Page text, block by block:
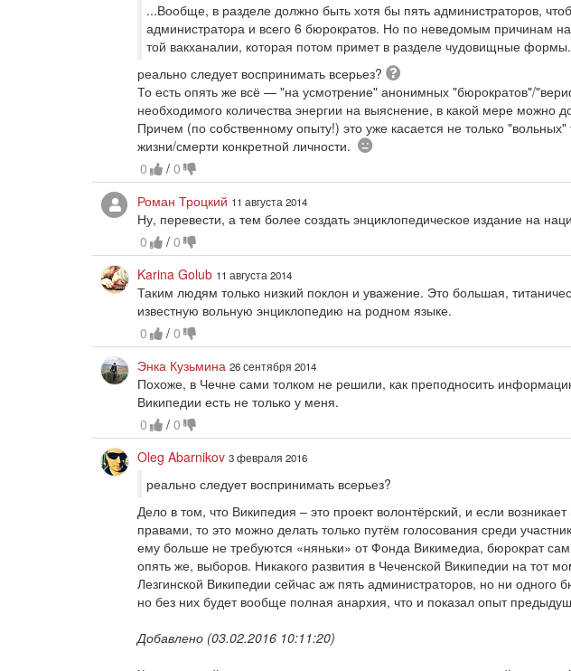
...Вообще, в разделе должно быть хотя бы пять администраторов,
администратора и всего 6 бюрократов. Но по неведомым причинам
той вакханалии, которая потом примет в разделе чудовищные
реально следует воспринимать всерьез?
То есть опять же всё — "на усмотрение" анонимных "бюрократов"/
необходимого количества энергии на выяснение, в какой мере
Причем (по собственному опыту!) это уже касается не только
жизни/смерти конкретной личности.
Скептически
0
/ 0
Роман Троцкий 11 августа 2014
Ну, перевести, а тем более создать энциклопедическое издание на
0
/ 0
Karina Golub 11 августа 2014
Таким людям только низкий поклон и уважение. Это большая,
известную вольную энциклопедию на родном языке.
0
/ 0
Энка Кузьмина 26 сентября 2014
Похоже, в Чечне сами толком не решили, как преподносить
Википедии есть не только у меня.
0
/ 0
Oleg Abarnikov 3 февраля 2016
реально следует воспринимать всерьез?
Дело в том, что Википедия – это проект волонтёрский, и если
правами, то это можно делать только путём голосования среди
ему больше не требуются «няньки» от Фонда Викимедиа, бюрократ
опять же, выборов. Никакого развития в Чеченской Википедии на
Лезгинской Википедии сейчас аж пять администраторов, но ни
но без них будет вообще полная анархия, что и показал опыт
Добавлено (03.02.2016 10:11:20)